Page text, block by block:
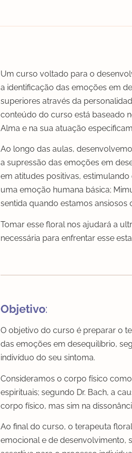
Um curso voltado para o
a identificação das emoções em
superiores através da
conteúdo do curso está baseado
Alma e na sua atuação
Ao longo das aulas,
a supressão das emoções em
em atitudes positivas,
uma emoção humana básica;
sentida quando estamos
Tomar esse floral nos ajudará a
necessária para enfrentar esse
Objetivo:
O objetivo do curso é preparar o
das emoções em desequilíbrio,
indivíduo do seu sintoma.
Consideramos o corpo físico
espirituais; segundo Dr. Bach, a
corpo físico, mas sim na
Ao final do curso, o terapeuta
emocional e de desenvolvimento,